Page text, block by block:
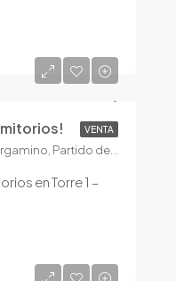
VENTA
en Torre 1 –